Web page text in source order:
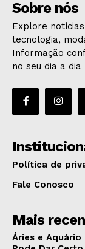
Sobre nós
Explore
tecnologia,
Informação
no seu dia a dia
Política de
Fale Conosco
Mais
Áries e Aquário